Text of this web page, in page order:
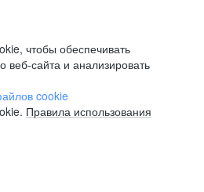
чтобы обеспечивать
веб-сайта и анализировать
cookie
Правила использования